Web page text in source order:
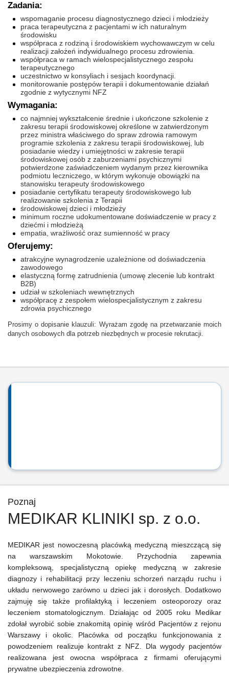
Zadania:
wspomaganie procesu diagnostycznego dzieci i młodzieży
praca terapeutyczna z pacjentami w ich naturalnym
środowisku
współpraca z rodziną i środowiskiem wychowawczym w celu
realizacji założeń indywidualnego procesu zdrowienia.
współpraca w ramach wielospecjalistycznego zespołu
terapeutycznego
uczestnictwo w konsyliach i sesjach koordynacji.
monitorowanie postępów terapii i dokumentowanie działań
zgodnie z wytycznymi NFZ
Wymagania:
co najmniej wykształcenie średnie i ukończone szkolenie z
zakresu terapii środowiskowej określone w zatwierdzonym
przez ministra właściwego do spraw zdrowia ramowym
programie szkolenia z zakresu terapii środowiskowej, lub
posiadanie wiedzy i umiejętności w zakresie terapii
środowiskowej osób z zaburzeniami psychicznymi
potwierdzone zaświadczeniem wydanym przez kierownika
podmiotu leczniczego, w którym wykonuje obowiązki na
stanowisku terapeuty środowiskowego
posiadanie certyfikatu terapeuty środowiskowego lub
realizowanie szkolenia z Terapii
środowiskowej dzieci i młodzieży
minimum roczne udokumentowane doświadczenie w pracy z
dziećmi i młodzieżą
empatia, wrażliwość oraz sumienność w pracy
Oferujemy:
atrakcyjne wynagrodzenie uzależnione od doświadczenia
zawodowego
elastyczną formę zatrudnienia (umowę zlecenie lub kontrakt
B2B)
udział w szkoleniach wewnętrznych
współpracę z zespołem wielospecjalistycznym z zakresu
zdrowia psychicznego
Prosimy o dopisanie klauzuli: Wyrażam zgodę na przetwarzanie moich
danych osobowych dla potrzeb niezbędnych w procesie rekrutacji.
Poznaj
MEDIKAR KLINIKI sp. z o.o.
MEDIKAR jest nowoczesną placówką medyczną mieszczącą się
na warszawskim Mokotowie. Przychodnia zapewnia
kompleksową, specjalistyczną opiekę medyczną w zakresie
diagnozy i rehabilitacji przy leczeniu schorzeń narządu ruchu i
układu nerwowego zarówno u dzieci jak i dorosłych. Dodatkowo
zajmuję się także profilaktyką i leczeniem osteoporozy oraz
leczeniem stomatologicznym. Działając od 2005 roku Medikar
zdołał wyrobić sobie znakomitą opinię wśród Pacjentów z rejonu
Warszawy i okolic. Placówka od początku funkcjonowania z
powodzeniem realizuje kontrakt z NFZ. Dla wygody pacjentów
realizowana jest owocna współpraca z firmami oferującymi
prywatne ubezpieczenia zdrowotne.